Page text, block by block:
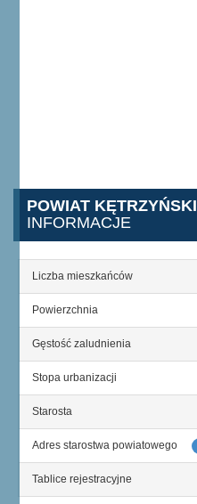
POWIAT KĘTRZYŃSKI
INFORMACJE
Liczba mieszkańców
Powierzchnia
Gęstość zaludnienia
Stopa urbanizacji
Starosta
Adres starostwa powiatowego
Tablice rejestracyjne